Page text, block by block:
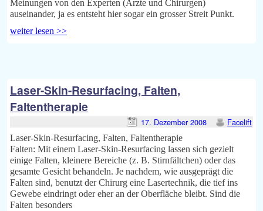
Meinungen von den Experten (Ärzte und Chirurgen)
auseinander, ja es entsteht hier sogar ein grosser Streit Punkt.
weiter lesen >>
Laser-Skin-Resurfacing, Falten,
Faltentherapie
17. Dezember 2008 Facelift
Laser-Skin-Resurfacing, Falten, Faltentherapie
Falten: Mit einem Laser-Skin-Resurfacing lassen sich gezielt
einige Falten, kleinere Bereiche (z. B. Stirnfältchen) oder das
gesamte Gesicht behandeln. Je nachdem, wie ausgeprägt die
Falten sind, benutzt der Chirurg eine Lasertechnik, die tief ins
Gewebe eindringt oder eher an der Oberfläche bleibt. Sind die
Falten besonders